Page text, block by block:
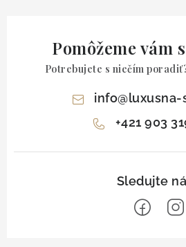
Pomôžeme vám
Potrebujete s niečím
info@luxusna-
+421 903